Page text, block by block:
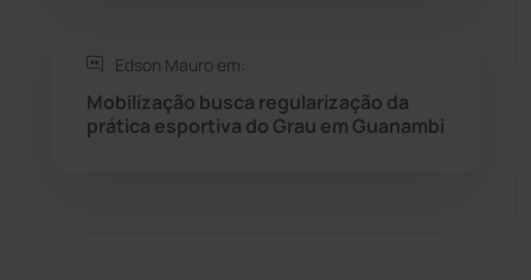
Tecnologia
Urandi (158)
Edson Mauro em:
Mobilização busca regularização da
prática esportiva do Grau em Guanambi